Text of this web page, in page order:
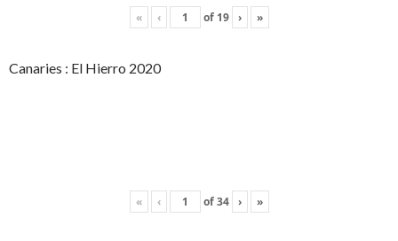
« ‹ of 19 › »
Canaries : El Hierro 2020
« ‹ of34 › »